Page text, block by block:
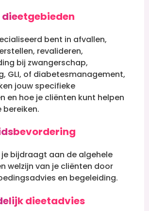
bent in afvallen,
revalideren,
bij zwangerschap,
GLI, of diabetesmanagement,
jouw specifieke
en hoe je cliënten kunt helpen
bereiken.
je bijdraagt aan de algehele
welzijn van je cliënten door
en begeleiding.
dieetadvies